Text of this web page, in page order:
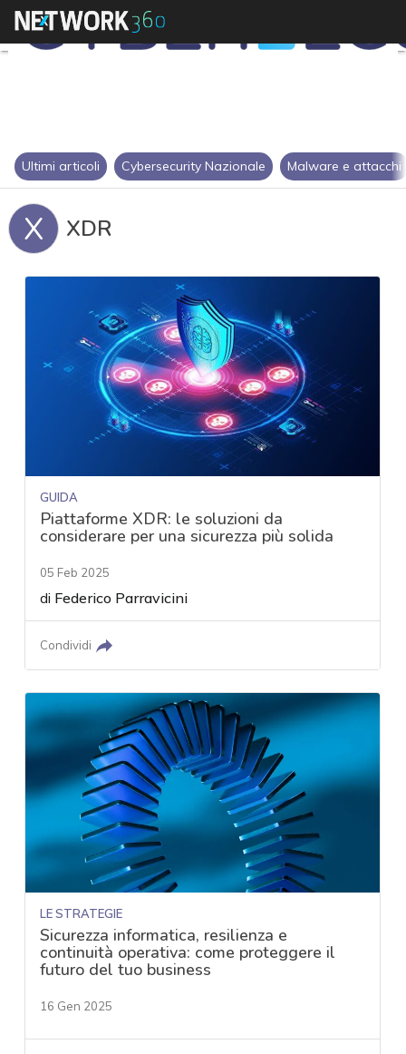
Ultimi articoli Cybersecurity Nazionale Malware e attacchi
X XDR
GUIDA
Piattaforme XDR: le soluzioni da
considerare per una sicurezza più solida
05 Feb 2025
di Federico Parravicini
Condividi
LE STRATEGIE
Sicurezza informatica, resilienza e
continuità operativa: come proteggere il
futuro del tuo business
16 Gen 2025